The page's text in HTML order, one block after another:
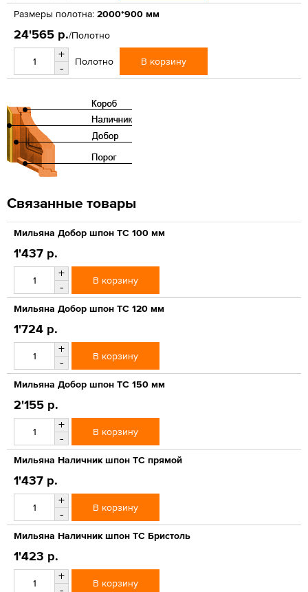
Размеры полотна: 2000*900 мм
24'565 р./Полотно
+
-
Полотно В корзину
Связанные товары
Мильяна Добор шпон ТС 100 мм
1'437 р.
+
-
В корзину
Мильяна Добор шпон ТС 120 мм
1'724 р.
+
-
В корзину
Мильяна Добор шпон ТС 150 мм
2'155 р.
+
-
В корзину
Мильяна Наличник шпон ТС прямой
1'437 р.
+
-
В корзину
Мильяна Наличник шпон ТС Бристоль
1'423 р.
+
В корзину